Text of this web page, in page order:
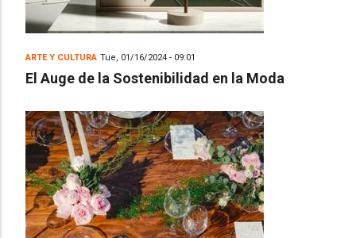
ARTE Y CULTURA Tue, 01/16/2024 - 09:01
El Auge de la Sostenibilidad en la Moda